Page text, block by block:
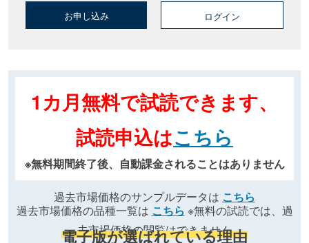
お申し込み ログイン
1カ月無料で試読できます、
試読申込はこちら
※無料期間終了後、自動課金されることはありません
過去市場価格のサンプルデータは こちら
過去市場価格の品種一覧は こちら ※無料の試読では、過
去市場価格の閲覧はできません
電子版が選ばれている理由